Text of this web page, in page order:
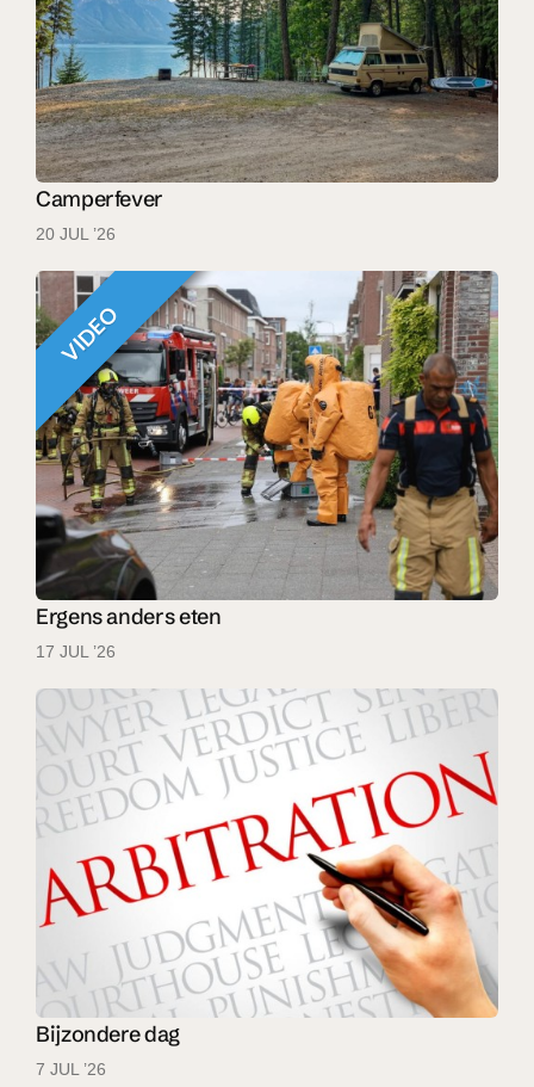
Camperfever
20 JUL ’26
VIDEO
Ergens anders eten
17 JUL ’26
Bijzondere dag
7 JUL ’26